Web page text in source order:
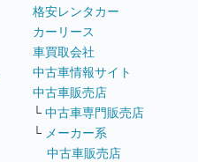
格安レンタカー
カーリース
車買取会社
中古車情報サイト
中古車販売店
└ 中古車専門販売店
└ メーカー系
中古車販売店